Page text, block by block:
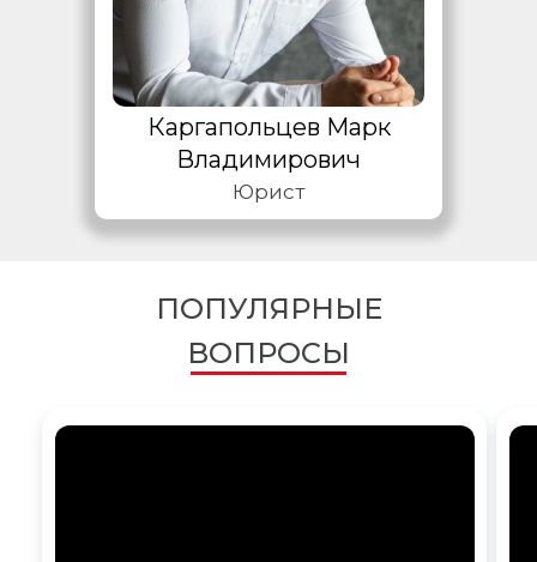
Каргапольцев Марк
Владимирович
Юрист
ПОПУЛЯРНЫЕ
ВОПРОСЫ